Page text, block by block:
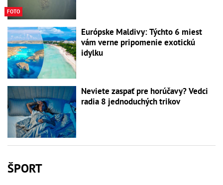
FOTO
Európske Maldivy: Týchto 6 miest
vám verne pripomenie exotickú
idylku
Neviete zaspať pre horúčavy? Vedci
radia 8 jednoduchých trikov
ŠPORT